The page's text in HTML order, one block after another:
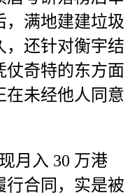
，满地建建垃圾
，还针对衡宇结
仗奇特的东方面
在未经他人同意
月入 30 万港
行合同，实是被